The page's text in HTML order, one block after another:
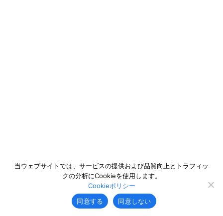
当ウェブサイトでは、サービスの提供および品質向上とトラフィッ
クの分析にCookieを使用します。
Cookieポリシー
同意する
同意しない